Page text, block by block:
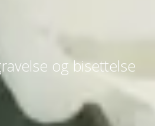
og bisettelse